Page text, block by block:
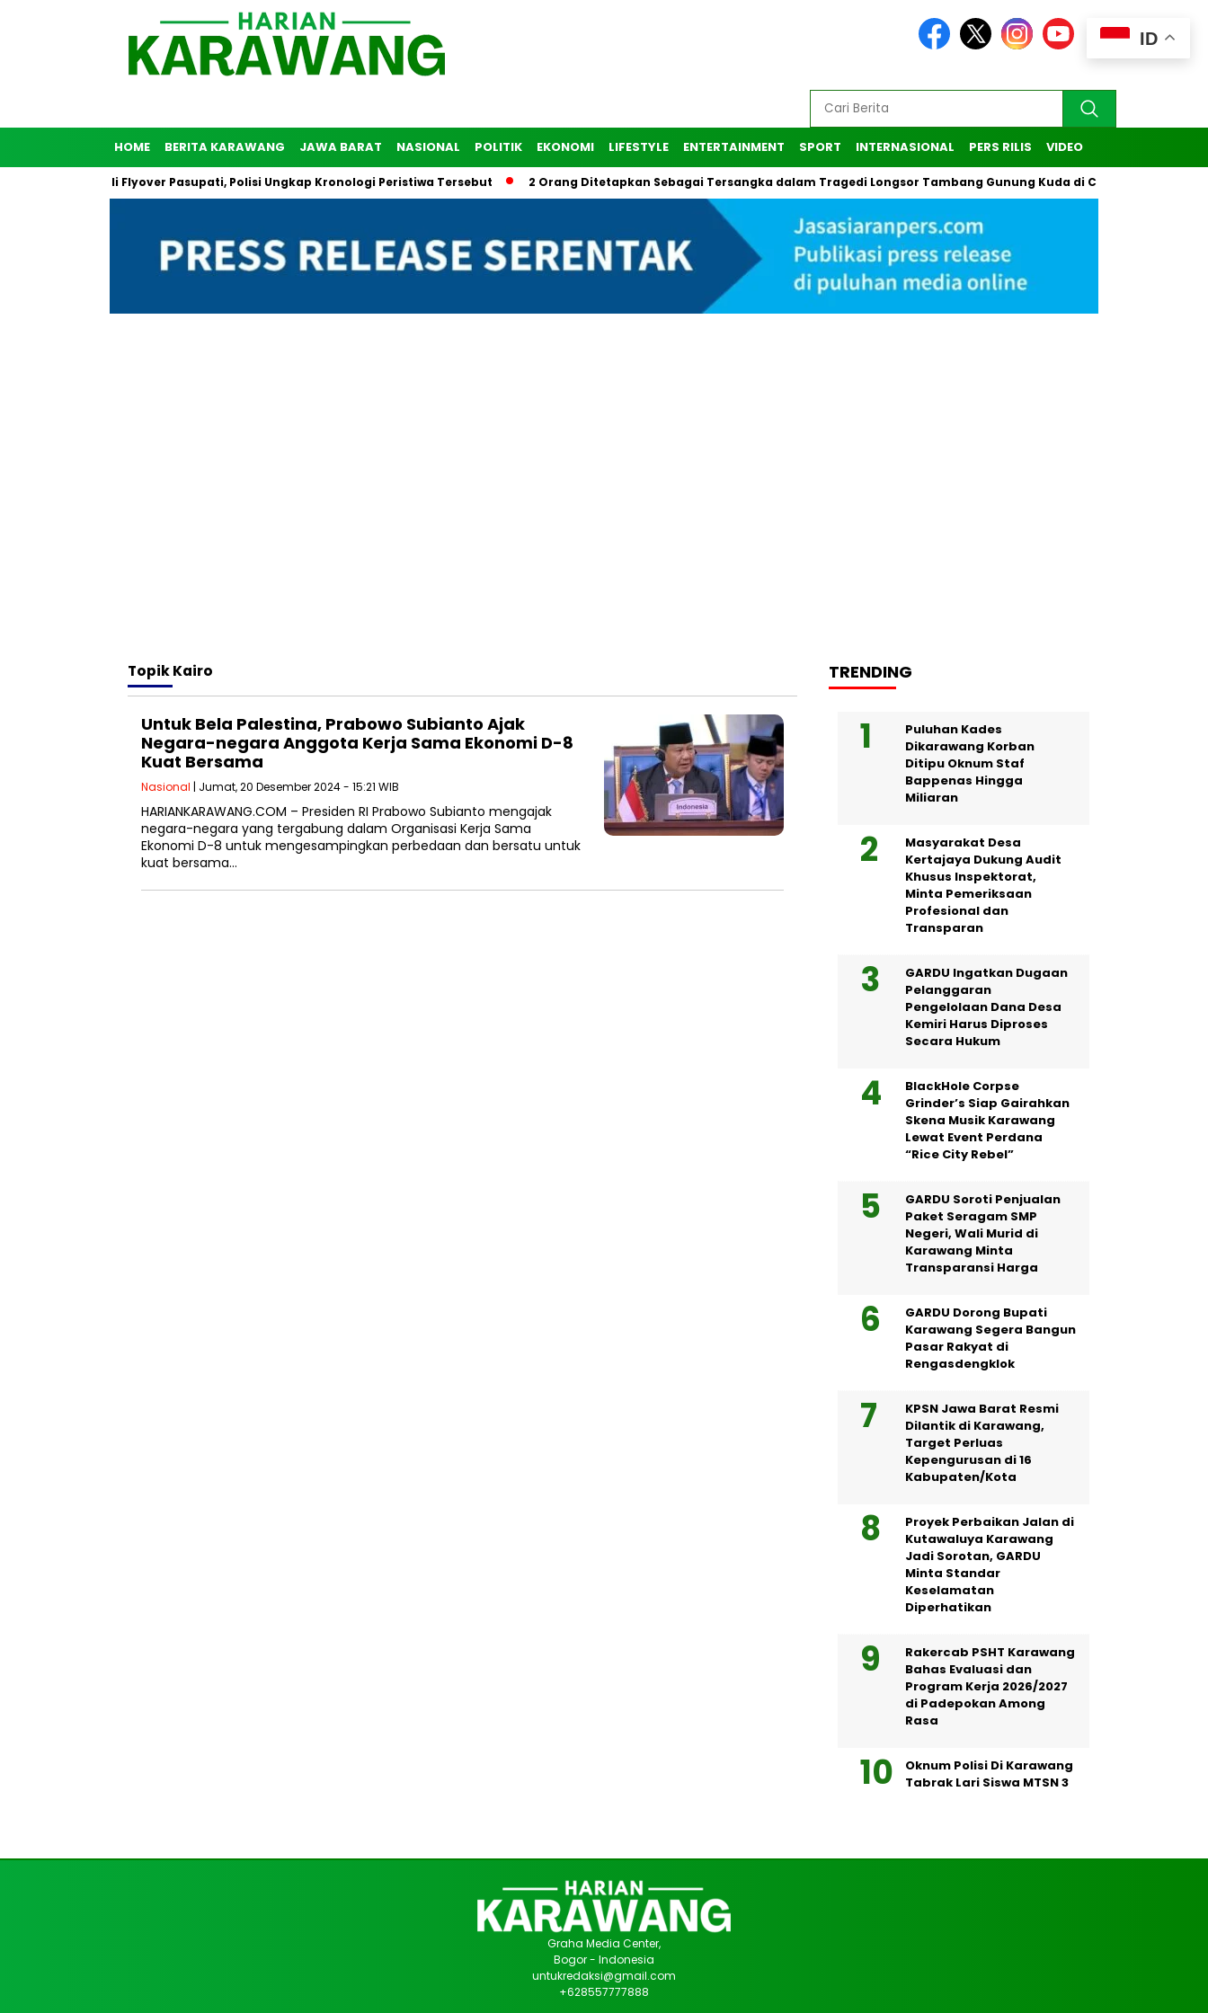
HOME BERITA KARAWANG JAWA BARAT NASIONAL POLITIK EKONOMI LIFESTYLE ENTERTAINMENT SPORT INTERNASIONAL PERS RILIS VIDEO
Bunuh Diri di Flyover Pasupati, Polisi Ungkap Kronologi Peristiwa Tersebut 2 Orang Ditetapkan Sebagai Tersangka dalam Tragedi Longsor Tambang Gunung Kuda di Cirebon
TopikKairo
Untuk Bela Palestina, Prabowo Subianto Ajak
Negara-negara Anggota Kerja Sama Ekonomi D-8
Kuat Bersama
Nasional | Jumat, 20 Desember 2024 - 15:21 WIB
HARIANKARAWANG.COM – Presiden RI Prabowo Subianto mengajak
negara-negara yang tergabung dalam Organisasi Kerja Sama
Ekonomi D-8 untuk mengesampingkan perbedaan dan bersatu untuk
kuat bersama…
TRENDING
Puluhan Kades
Dikarawang Korban
Ditipu Oknum Staf
Bappenas Hingga
Miliaran
Masyarakat Desa
Kertajaya Dukung Audit
Khusus Inspektorat,
Minta Pemeriksaan
Profesional dan
Transparan
GARDU Ingatkan Dugaan
Pelanggaran
Pengelolaan Dana Desa
Kemiri Harus Diproses
Secara Hukum
BlackHole Corpse
Grinder’s Siap Gairahkan
Skena Musik Karawang
Lewat Event Perdana
“Rice City Rebel”
GARDU Soroti Penjualan
Paket Seragam SMP
Negeri, Wali Murid di
Karawang Minta
Transparansi Harga
GARDU Dorong Bupati
Karawang Segera Bangun
Pasar Rakyat di
Rengasdengklok
KPSN Jawa Barat Resmi
Dilantik di Karawang,
Target Perluas
Kepengurusan di 16
Kabupaten/Kota
Proyek Perbaikan Jalan di
Kutawaluya Karawang
Jadi Sorotan, GARDU
Minta Standar
Keselamatan
Diperhatikan
Rakercab PSHT Karawang
Bahas Evaluasi dan
Program Kerja 2026/2027
di Padepokan Among
Rasa
Oknum Polisi Di Karawang
Tabrak Lari Siswa MTSN 3
ID
Graha Media Center,
Bogor - Indonesia
untukredaksi@gmail.com
+628557777888